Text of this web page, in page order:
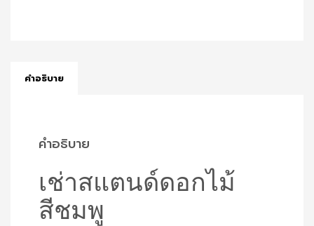
คำอธิบาย
คำอธิบาย
เช่าสแตนด์ดอกไม้
สีชมพู